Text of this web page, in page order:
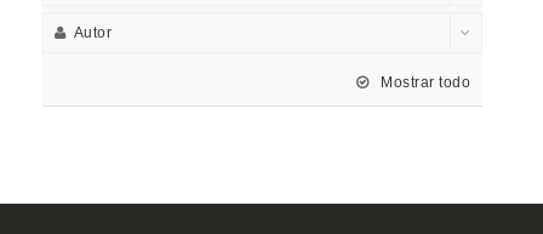
Autor
Mostrar todo